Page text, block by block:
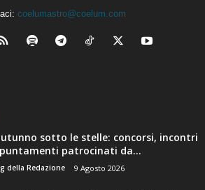
coelumastro@coelum.com
sotto le stelle: concorsi, incontri
patrocinati da...
della Redazione 9 Agosto 2026